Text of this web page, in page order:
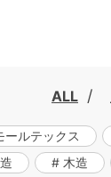
ALL
ールテックス
# 木造